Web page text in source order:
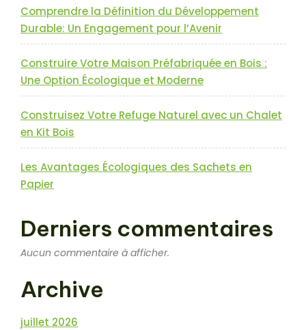
Comprendre la Définition du Développement
Durable: Un Engagement pour l’Avenir
Construire Votre Maison Préfabriquée en Bois :
Une Option Écologique et Moderne
Construisez Votre Refuge Naturel avec un Chalet
en Kit Bois
Les Avantages Écologiques des Sachets en
Papier
Derniers commentaires
Aucun commentaire à afficher.
Archive
juillet 2026